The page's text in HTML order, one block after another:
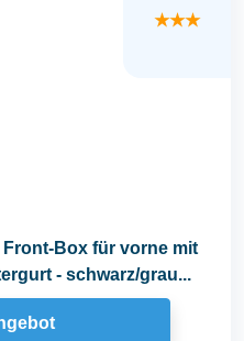
★★★
Box für vorne mit
- schwarz/grau...